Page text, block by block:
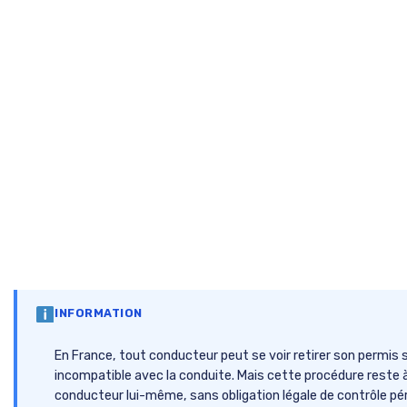
INFORMATION
En France, tout conducteur peut se voir retirer son permis
incompatible avec la conduite. Mais cette procédure reste
conducteur lui-même, sans obligation légale de contrôle